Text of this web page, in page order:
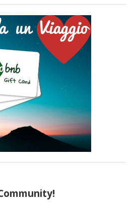
coccole gratuite e paesaggi da
benessere dei costosi
di rigenerare corpo e
in una vacanza […]